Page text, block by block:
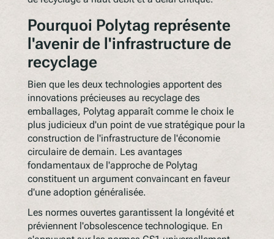
Pourquoi Polytag représente
l'avenir de l'infrastructure de
recyclage
Bien que les deux technologies apportent des
innovations précieuses au recyclage des
emballages, Polytag apparaît comme le choix le
plus judicieux d'un point de vue stratégique pour la
construction de l'infrastructure de l'économie
circulaire de demain. Les avantages
fondamentaux de l'approche de Polytag
constituent un argument convaincant en faveur
d'une adoption généralisée.
Les normes ouvertes garantissent la longévité et
préviennent l'obsolescence technologique. En